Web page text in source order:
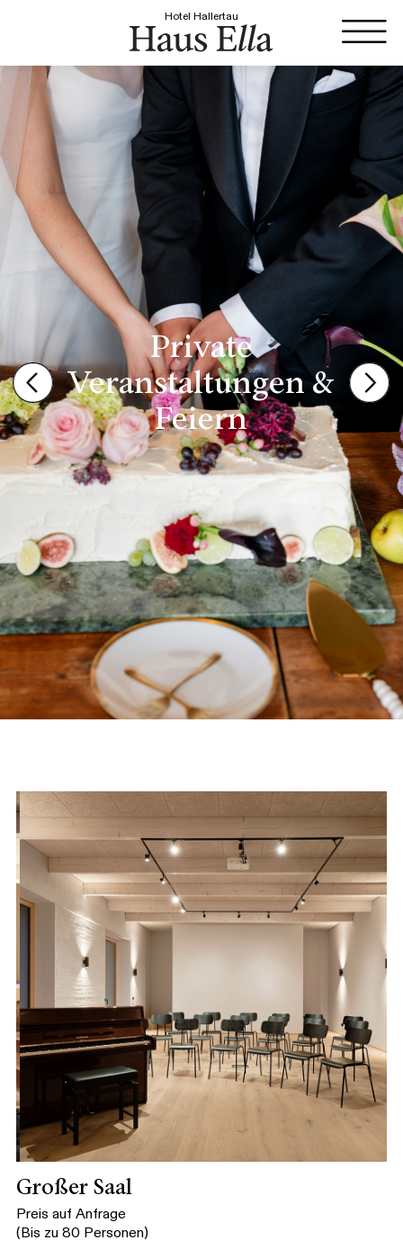
Hotel Hallertau
Private
Veranstaltungen &
Feiern
Großer Saal
Preis auf Anfrage
(Bis zu 80 Personen)